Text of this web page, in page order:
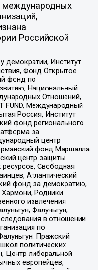
международных
Российской
Институт
Фонд Открытое
фонд по
Национальный
Отношений,
FUND, Международный
Россия, Институт
фонд регионального
за
центр
фонд Маршалла
центр защиты
Свободная
Атлантический
фонд за демократию,
Родники
извлечения
Фалуньгун,
в отношении
по
Пражский
политических
Центр либеральной
европейцев,